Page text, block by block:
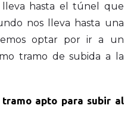
hasta el túnel que
nos lleva hasta una
optar por ir a un
tramo de subida a la
apto para subir al